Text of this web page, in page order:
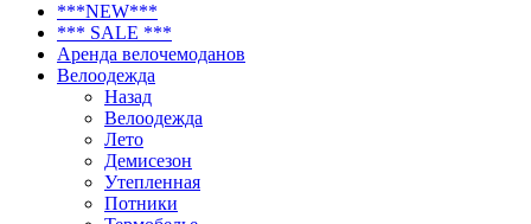
***NEW***
*** SALE ***
Аренда велочемоданов
Велоодежда
Назад
Велоодежда
Лето
Демисезон
Утепленная
Потники